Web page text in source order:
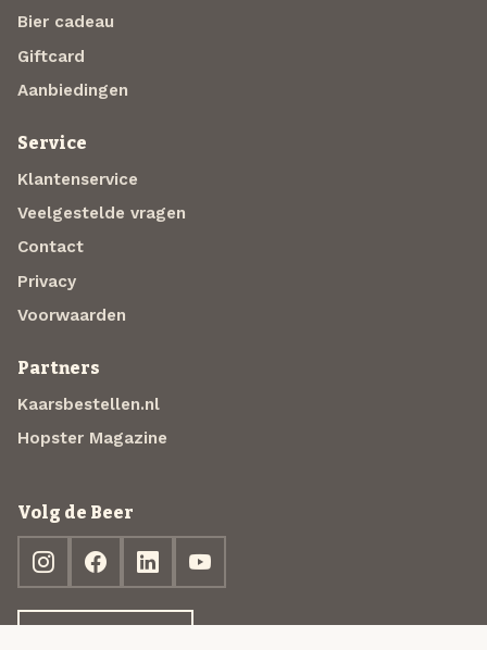
Bier cadeau
Giftcard
Aanbiedingen
Service
Klantenservice
Veelgestelde vragen
Contact
Privacy
Voorwaarden
Partners
Kaarsbestellen.nl
Hopster Magazine
Volg de Beer